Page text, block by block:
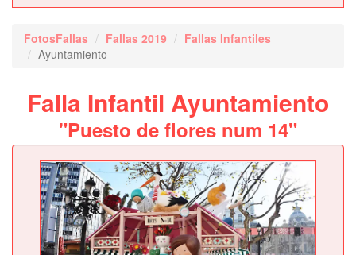
FotosFallas Fallas 2019
Fallas Infantiles
Ayuntamiento
Falla Infantil Ayuntamiento
"Puesto de flores num 14"